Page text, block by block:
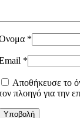
*
*
Αποθήκευσε το
πλοηγό για την